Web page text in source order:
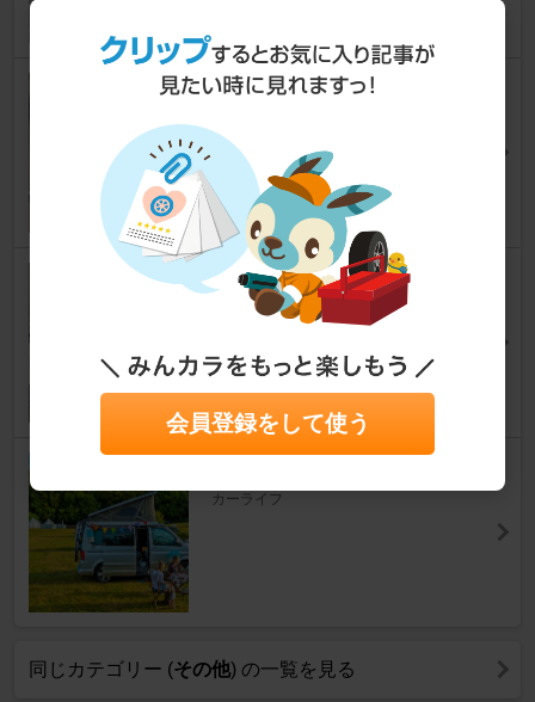
三ヶ島 Ezyペダル
伯父貴さん
68
0
色々😜 ライト君アクセサリー
色々☝️
伯父貴さん
カーライフ
同じカテゴリー (その他) の一覧を見る
会員登録をして使う